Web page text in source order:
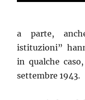
a parte,
istituzioni”
in qualche
settembre 1943.